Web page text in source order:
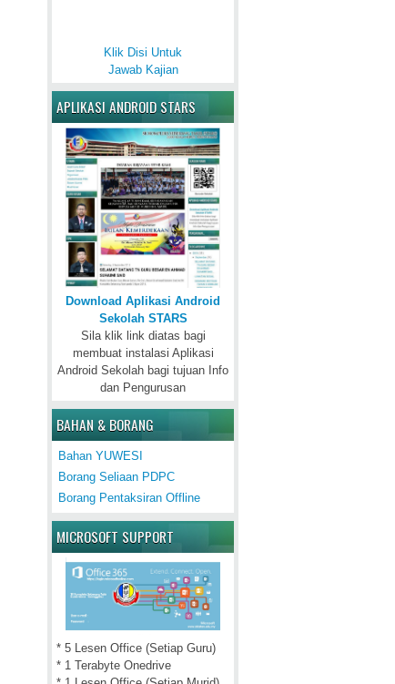
Klik Disi Untuk
Jawab Kajian
APLIKASI ANDROID STARS
Download Aplikasi Android
Sekolah STARS
Sila klik link diatas bagi
membuat instalasi Aplikasi
Android Sekolah bagi tujuan Info
dan Pengurusan
BAHAN & BORANG
Bahan YUWESI
Borang Seliaan PDPC
Borang Pentaksiran Offline
MICROSOFT SUPPORT
* 5 Lesen Office (Setiap Guru)
* 1 Terabyte Onedrive